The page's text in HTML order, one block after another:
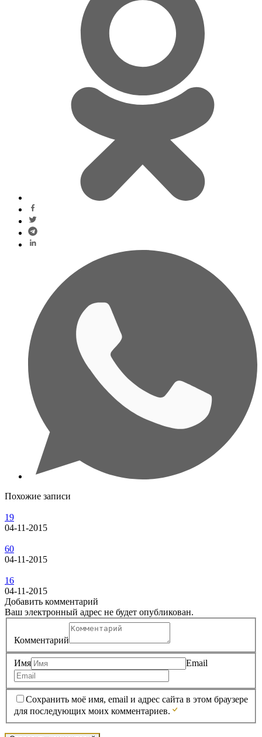
Похожие записи
19
04-11-2015
60
04-11-2015
16
04-11-2015
Добавить комментарий
Ваш электронный адрес не будет опубликован.
Комментарий
Имя Email
Сохранить моё имя, email и адрес сайта в этом браузере
для последующих моих комментариев.